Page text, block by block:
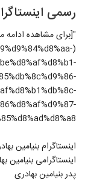
رسمی
"[برای مشاهده ادامه
)"
اینستاگرام بنیامین
اینستاگرامی بنیامین
پدر بنیامین بهادری